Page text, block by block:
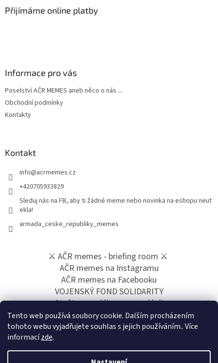
Tento web používá soubory cookie. Dalším procházením
tohoto webu vyjadřujete souhlas s jejich používáním.. Více
informacízde.
Přijímáme online platby
Informace pro vás
Poselství AČR MEMES aneb něco o nás ...
Obchodní podmínky
Kontakty
Kontakt
info@acrmemes.cz
+420705933829
Sleduj nás na FB, aby ti žádné meme nebo novinka na eshopu neut
ekla!
armada_ceske_republiky_memes
⚔️ AČR memes - briefing room ⚔️
AČR memes na Instagramu
AČR memes na Facebooku
VOJENSKÝ FOND SOLIDARITY
Staňte se vojákem z povolání!
Podpoř naší tvorbu přes "Buy me a coffee"